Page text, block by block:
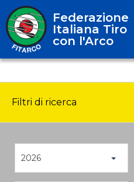
Federazione
Italiana Tiro
con l'Arco
Filtri di ricerca
2026